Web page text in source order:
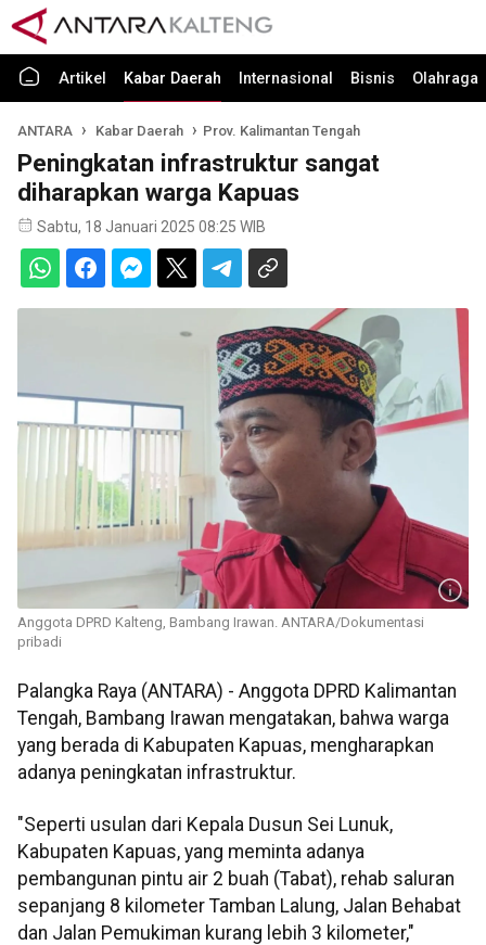
Artikel Kabar Daerah Internasional Bisnis Olahraga
ANTARA Kabar Daerah Prov. Kalimantan Tengah
Peningkatan infrastruktur sangat
diharapkan warga Kapuas
Sabtu, 18 Januari 2025 08:25 WIB
Anggota DPRD Kalteng, Bambang Irawan. ANTARA/Dokumentasi
pribadi
Palangka Raya (ANTARA) - Anggota DPRD Kalimantan
Tengah, Bambang Irawan mengatakan, bahwa warga
yang berada di Kabupaten Kapuas, mengharapkan
adanya peningkatan infrastruktur.
"Seperti usulan dari Kepala Dusun Sei Lunuk,
Kabupaten Kapuas, yang meminta adanya
pembangunan pintu air 2 buah (Tabat), rehab saluran
sepanjang 8 kilometer Tamban Lalung, Jalan Behabat
dan Jalan Pemukiman kurang lebih 3 kilometer,"